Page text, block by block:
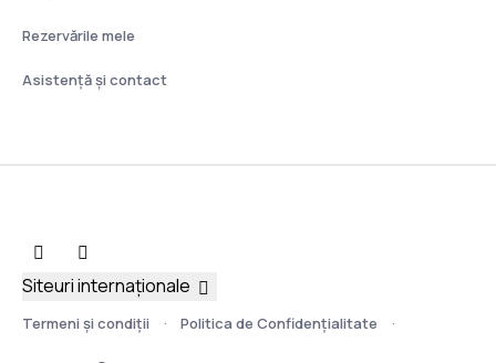
Rezervările mele
Asistenţă şi contact
Termeni şi condiţii Politica de Confidențialitate
Siteuri internaționale